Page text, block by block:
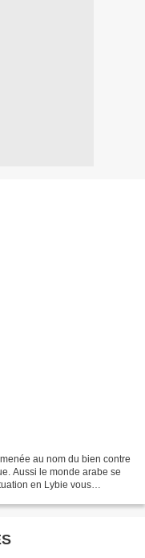
au nom du bien contre
Aussi le monde arabe se
en Lybie vous